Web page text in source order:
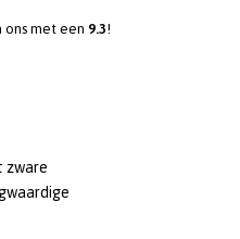
ons met een 9.3!
zware